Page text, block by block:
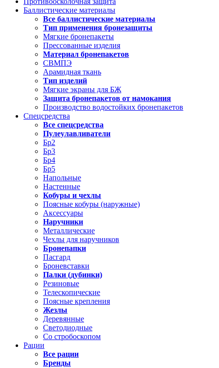
Баллистические материалы
Все баллистические материалы
Тип применения бронезащиты
Мягкие бронепакеты
Прессованные изделия
Материал бронепакетов
СВМПЭ
Арамидная ткань
Тип изделий
Мягкие экраны для БЖ
Защита бронепакетов от намокания
Производство водостойких бронепакетов
Спецсредства
Все спецсредства
Пулеулавливатели
Бр2
Бр3
Бр4
Бр5
Напольные
Настенные
Кобуры и чехлы
Поясные кобуры (наружные)
Аксессуары
Наручники
Металлические
Чехлы для наручников
Бронепапки
Пасгард
Броневставки
Палки (дубинки)
Резиновые
Телескопические
Поясные крепления
Жезлы
Деревянные
Светодиодные
Со стробоскопом
Рации
Все рации
Бренды